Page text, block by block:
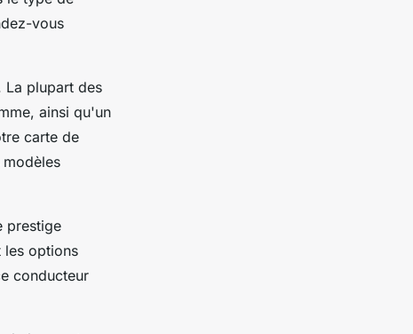
vous
La plupart des
ainsi qu'un
carte de
prestige
les options
conducteur